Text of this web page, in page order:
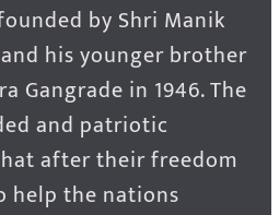
by Shri Manik
his younger brother
Gangrade in 1946. The
and patriotic
after their freedom
help the nations